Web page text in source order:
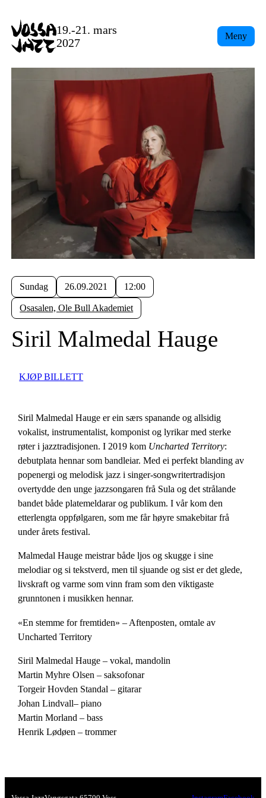
19.-21. mars
2027
Meny
Sundag 26.09.2021
12:00
Osasalen, Ole Bull Akademiet
Siril Malmedal Hauge
KJØP BILLETT
Siril Malmedal Hauge er ein særs spanande og allsidig
vokalist, instrumentalist, komponist og lyrikar med sterke
røter i jazztradisjonen. I 2019 kom Uncharted Territory:
debutplata hennar som bandleiar. Med ei perfekt blanding av
popenergi og melodisk jazz i singer-songwritertradisjon
overtydde den unge jazzsongaren frå Sula og det strålande
bandet både platemeldarar og publikum. I vår kom den
etterlengta oppfølgaren, som me får høyre smakebitar frå
under årets festival.
Malmedal Hauge meistrar både ljos og skugge i sine
melodiar og si tekstverd, men til sjuande og sist er det glede,
livskraft og varme som vinn fram som den viktigaste
grunntonen i musikken hennar.
«En stemme for fremtiden» – Aftenposten, omtale av
Uncharted Territory
Siril Malmedal Hauge – vokal, mandolin
Martin Myhre Olsen – saksofonar
Torgeir Hovden Standal – gitarar
Johan Lindvall– piano
Martin Morland – bass
Henrik Lødøen – trommer